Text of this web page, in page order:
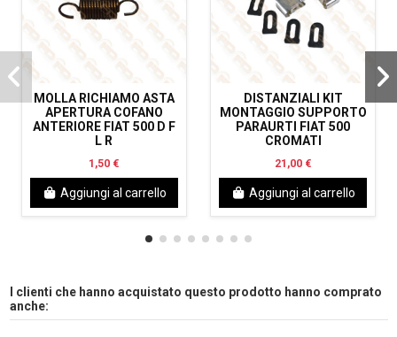
MOLLA RICHIAMO ASTA
APERTURA COFANO
ANTERIORE FIAT 500 D F
L R
1,50 €
Aggiungi al carrello
DISTANZIALI KIT
MONTAGGIO SUPPORTO
PARAURTI FIAT 500
CROMATI
21,00 €
Aggiungi al carrello
I clienti che hanno acquistato questo prodotto hanno comprato
anche: